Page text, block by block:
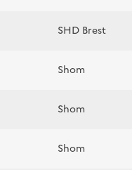
SHD Brest
Shom
Shom
Shom